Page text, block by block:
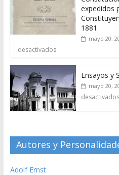
expedidos
1881.
mayo 20,
desactivados
Ensayos y
mayo 20,
desactivados
Autores y
Adolf Ernst